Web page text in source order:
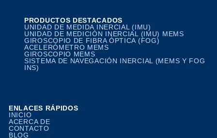
PRODUCTOS DESTACADOS
UNIDAD DE MEDIDA INERCIAL (IMU)
UNIDAD DE MEDICIÓN INERCIAL (IMU) MEMS
GIROSCOPIO DE FIBRA ÓPTICA (FOG)
ACELERÓMETRO MEMS
GIROSCOPIO MEMS
SISTEMA DE NAVEGACIÓN INERCIAL (MEMS Y FOG
INS)
ENLACES RÁPIDOS
INICIO
ACERCA DE
CONTACTO
BLOG